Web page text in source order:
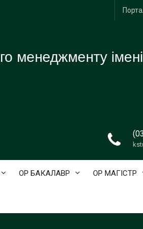
менеджменту
ОР БАКАЛАВР ОР МАГІСТР